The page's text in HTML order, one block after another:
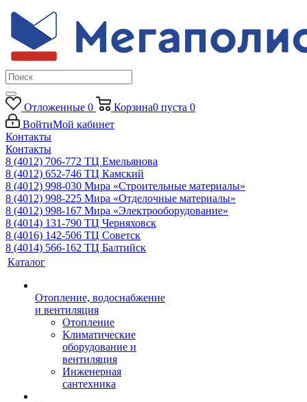
Отложенные 0 Корзина0 пуста 0
ВойтиМой кабинет
Контакты
Контакты
8 (4012) 706-772 ТЦ Емельянова
8 (4012) 652-746 ТЦ Камский
8 (4012) 998-030 Мира «Строительные материалы»
8 (4012) 998-225 Мира «Отделочные материалы»
8 (4012) 998-167 Мира «Электрооборудование»
8 (4014) 131-790 ТЦ Черняховск
8 (4016) 142-506 ТЦ Советск
8 (4014) 566-162 ТЦ Балтийск
Каталог
Отопление, водоснабжение
и вентиляция
Отопление
Климатические
оборудование и
вентиляция
Инженерная
сантехника